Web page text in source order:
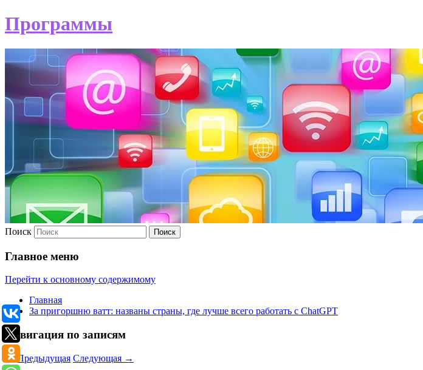
Программы
Поиск
Главное меню
Перейти к основному содержимому
Главная
За пригоршню ватт: названы страны, где лучше всего работать с ChatGPT
Навигация по записям
←Предыдущая Следующая →